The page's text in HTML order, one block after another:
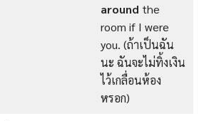
around the
room if I were
you. (ถ้าเป็นฉัน
นะ ฉันจะไม่ทิ้งเงิน
ไว้เกลื่อนห้อง
หรอก)